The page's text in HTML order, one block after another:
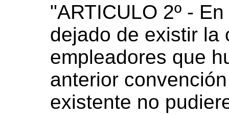
"ARTICULO 2º -
dejado de existir la
empleadores que
anterior
existente no